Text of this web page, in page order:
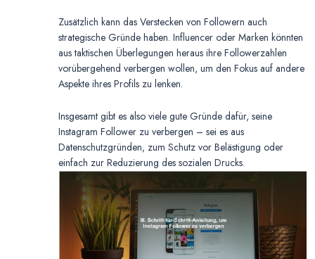
Zusätzlich kann das Verstecken von Followern auch
strategische Gründe haben. Influencer oder Marken könnten
aus taktischen Überlegungen heraus ihre Followerzahlen
vorübergehend verbergen wollen, um den Fokus auf andere
Aspekte ihres Profils zu lenken.
Insgesamt gibt es also viele gute Gründe dafür, seine
Instagram Follower zu verbergen – sei es aus
Datenschutzgründen, zum Schutz vor Belästigung oder
einfach zur Reduzierung des sozialen Drucks.